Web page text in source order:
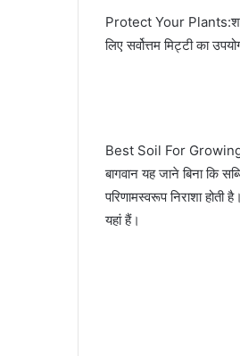
Protect Your
लिए सर्वोत्तम मिट्टी का
Best Soil For Growing
बागवान यह जाने बिना कि
परिणामस्वरूप निराशा
यहां हैं।